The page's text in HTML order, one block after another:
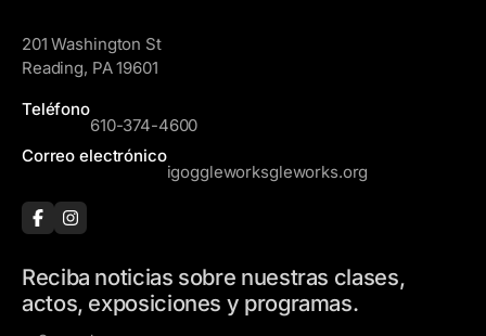
201 Washington St
Reading, PA 19601
Teléfono
610-374-4600
Correo electrónico
igoggleworksgleworks.org
Reciba noticias sobre nuestras clases,
actos, exposiciones y programas.